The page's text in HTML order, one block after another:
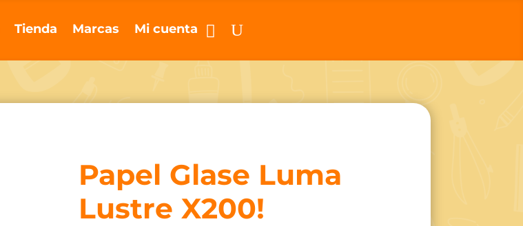
Tienda Marcas Mi cuenta
Papel Glase Luma
Lustre X200!